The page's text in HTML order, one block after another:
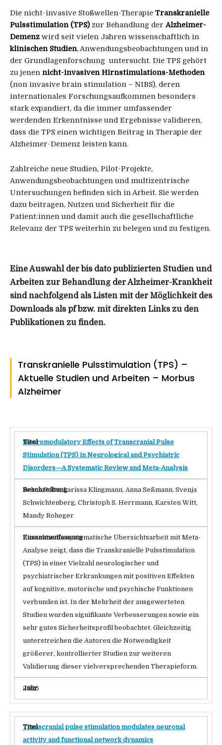
Die nicht-invasive Stoßwellen-Therapie Transkranielle
Pulsstimulation (TPS)zur Behandlung der Alzheimer-
Demenz wird seit vielen Jahren wissenschaftlich in
klinischen Studien, Anwendungsbeobachtungen und in
der Grundlagenforschung untersucht. Die TPS gehört
zu jenen nicht-invasiven Hirnstimulations-Methoden
(non invasive brain stimulation – NIBS), deren
internationales Forschungsaufkommen besonders
stark expandiert, da die immer umfassender
werdenden Erkenntnisse und Ergebnisse validieren,
dass die TPS einen wichtigen Beitrag in Therapie der
Alzheimer-Demenz leisten kann.
Zahlreiche neue Studien, Pilot-Projekte,
Anwendungsbeobachtungen und multizentrische
Untersuchungen befinden sich in Arbeit. Sie werden
dazu beitragen, Nutzen und Sicherheit für die
Patient:innen und damit auch die gesellschaftliche
Relevanz der TPS weiterhin zu belegen und zu festigen.
Eine Auswahl der bis dato publizierten Studien und
Arbeiten zur Behandlung der Alzheimer-Krankheit
sind nachfolgend als Listen mit der Möglichkeit des
Downloads als pf bzw. mit direkten Links zu den
Publikationen zu finden.
Transkranielle Pulsstimulation (TPS) –
Aktuelle Studien und Arbeiten – Morbus
Alzheimer
Neuromodulatory Effects of Transcranial Pulse
Stimulation (TPS) in Neurological and Psychiatric
Disorders—A Systematic Review and Meta-Analysis
Selma Polte, Larissa Klingmann, Anna Seßmann, Svenja
Schwichtenberg, Christoph S. Herrmann, Karsten Witt,
Mandy Roheger
Eine aktuelle systematische Übersichtsarbeit mit Meta-
Analyse zeigt, dass die Transkranielle Pulsstimulation
(TPS) in einer Vielzahl neurologischer und
psychiatrischer Erkrankungen mit positiven Effekten
auf kognitive, motorische und psychische Funktionen
verbunden ist. In der Mehrheit der ausgewerteten
Studien wurden signifikante Verbesserungen sowie ein
sehr gutes Sicherheitsprofil beobachtet. Gleichzeitig
unterstreichen die Autoren die Notwendigkeit
größerer, kontrollierter Studien zur weiteren
Validierung dieser vielversprechenden Therapieform.
2025
Transcranial pulse stimulation modulates neuronal
activity and functional network dynamics